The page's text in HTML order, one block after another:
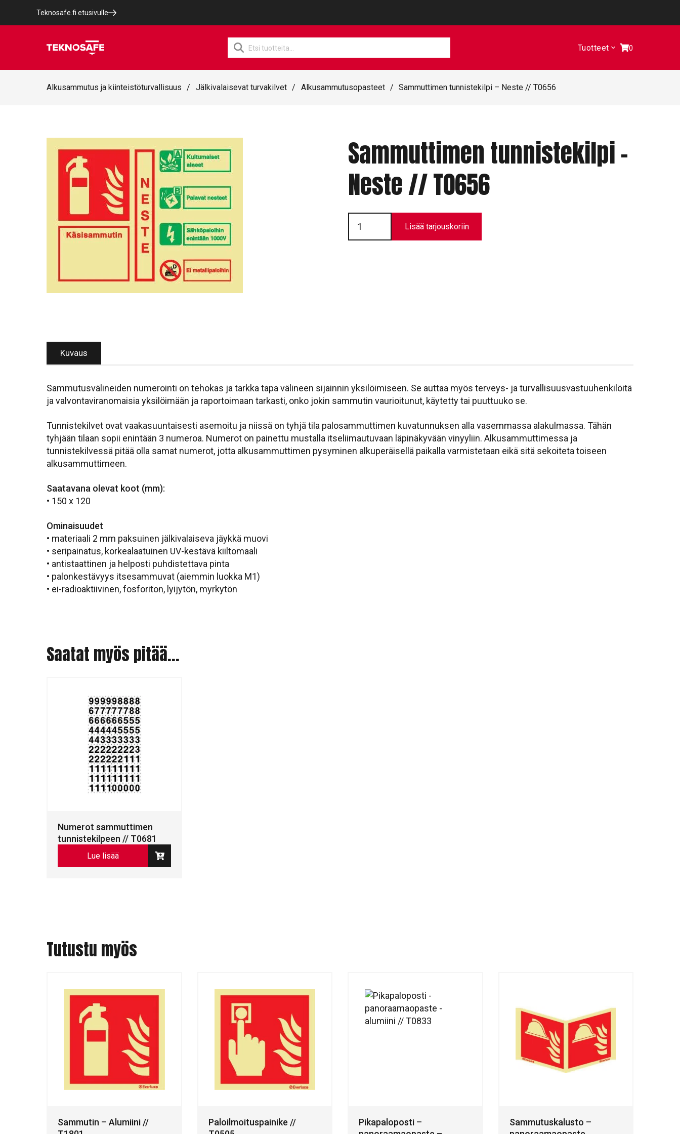
Teknosafe.fi etusivulle
Products
search
Tuotteet 0
Alkusammutus ja kiinteistöturvallisuus / Jälkivalaisevat turvakilvet / Alkusammutusopasteet / Sammuttimen tunnistekilpi – Neste // T0656
Sammuttimen tunnistekilpi –
Neste // T0656
Sammuttimen
tunnistekilpi
Neste
Lisää tarjouskoriin
Kuvaus
Sammutusvälineiden numerointi on tehokas ja tarkka tapa välineen sijainnin yksilöimiseen. Se auttaa myös terveys- ja turvallisuusvastuuhenkilöitä
ja valvontaviranomaisia yksilöimään ja raportoimaan tarkasti, onko jokin sammutin vaurioitunut, käytetty tai puuttuuko se.
Tunnistekilvet ovat vaakasuuntaisesti asemoitu ja niissä on tyhjä tila palosammuttimen kuvatunnuksen alla vasemmassa alakulmassa. Tähän
tyhjään tilaan sopii enintään 3 numeroa. Numerot on painettu mustalla itseliimautuvaan läpinäkyvään vinyyliin. Alkusammuttimessa ja
tunnistekilvessä pitää olla samat numerot, jotta alkusammuttimen pysyminen alkuperäisellä paikalla varmistetaan eikä sitä sekoiteta toiseen
alkusammuttimeen.
Saatavana olevat koot (mm):
• 150 x 120
Ominaisuudet
• materiaali 2 mm paksuinen jälkivalaiseva jäykkä muovi
• seripainatus, korkealaatuinen UV-kestävä kiiltomaali
• antistaattinen ja helposti puhdistettava pinta
• palonkestävyys itsesammuvat (aiemmin luokka M1)
• ei-radioaktiivinen, fosforiton, lyijytön, myrkytön
Saatat myös pitää...
Numerot sammuttimen
tunnistekilpeen // T0681
Lue lisää
Tutustu myös
Sammutin – Alumiini //
Paloilmoituspainike //
Pikapaloposti –
Sammutuskalusto –